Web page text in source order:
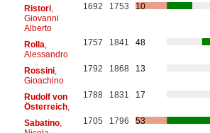
Ristori,
Giovanni
Alberto
1692 1753 10
Rolla
Alessandro
1757 1841 48
Rossini,
Gioachino
1792 1868 13
Rudolf von
Österreich,
1788 1831 17
Sabatino,
1705 1796 53